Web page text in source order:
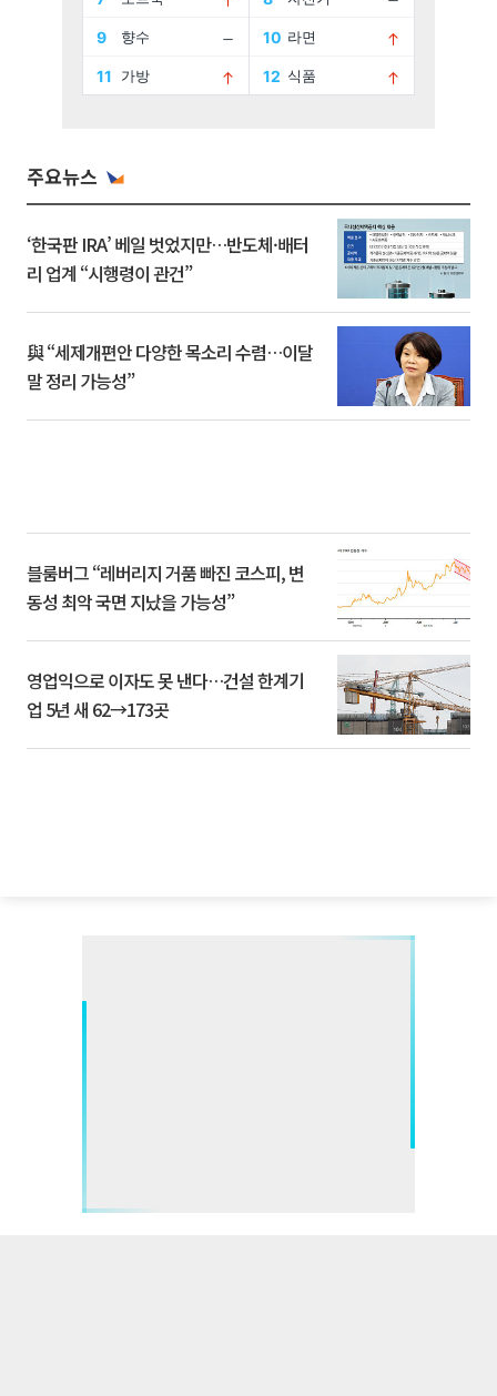
주요뉴스
‘한국판 IRA’ 베일 벗었지만…반도체·배터
리 업계 “시행령이 관건”
與 “세제개편안 다양한 목소리 수렴…이달
말 정리 가능성”
블룸버그 “레버리지 거품 빠진 코스피, 변
동성 최악 국면 지났을 가능성”
영업익으로 이자도 못 낸다…건설 한계기
업 5년 새 62→173곳